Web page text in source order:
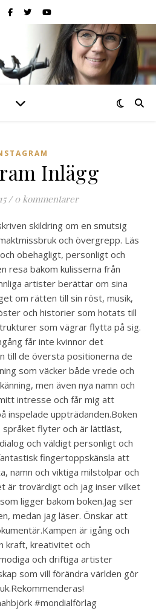
Inlägg
/ 0 kommentarer
och övergrepp. Läs
obehagligt, personligt och
resa bakom kulisserna från
artister berättar om sina
om rätten till sin röst, musik,
och historier som hotats till
som vägrar flytta på sig.
får inte kvinnor det
till de översta positionerna de
som väcker både vrede och
men även nya namn och
intresse och får mig att
inspelade uppträdanden.Boken
språket flyter och är lättläst,
och väldigt personligt och
fingertoppskänsla att
namn och viktiga milstolpar och
är trovärdigt och jag inser vilket
ligger bakom boken.Jag ser
medan jag läser. Önskar att
är igång och
kraft, kreativitet och
och driftiga artister
som vill förändra världen gör
#mondialförlag